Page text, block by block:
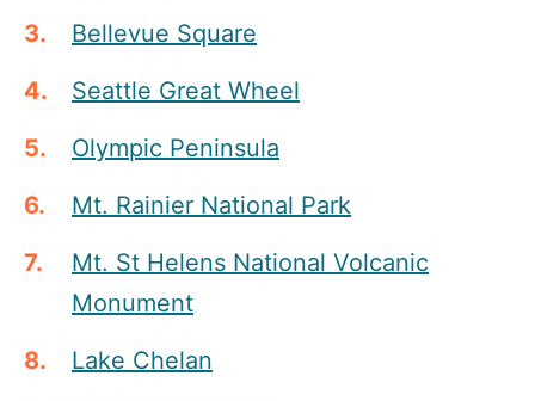
Bellevue Square
Seattle Great Wheel
Olympic Peninsula
Mt. Rainier National Park
Mt. St Helens National Volcanic
Monument
Lake Chelan